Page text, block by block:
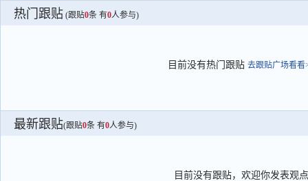
热门跟贴 (跟贴0条 有0人参与)
目前没有热门跟贴 去跟贴广场看看
最新跟贴(跟贴0条 有0人参与)
目前没有跟贴，欢迎你发表观点